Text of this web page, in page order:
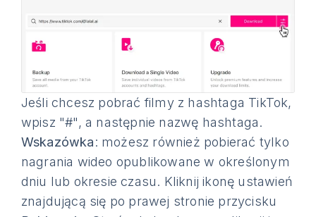
Jeśli chcesz pobrać filmy z hashtaga TikTok,
wpisz "#", a następnie nazwę hashtaga.
Wskazówka: możesz również pobierać tylko
nagrania wideo opublikowane w określonym
dniu lub okresie czasu. Kliknij ikonę ustawień
znajdującą się po prawej stronie przycisku